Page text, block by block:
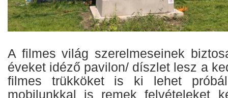
A filmes világ szerelmeseinek
éveket idéző pavilon/ díszlet lesz a
filmes trükköket is ki lehet
mobilunkkal is remek felvételeket